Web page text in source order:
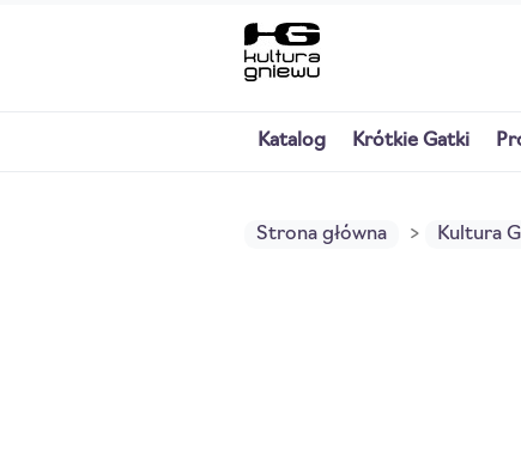
Katalog Krótkie Gatki
Strona główna Kultura